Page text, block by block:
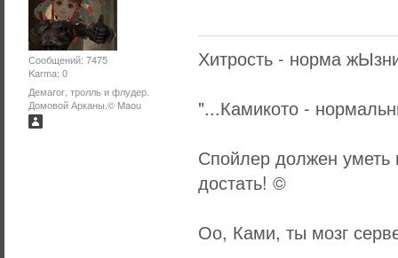
Сообщений: 7475
Karma: 0
Демагог, тролль и флудер.
Домовой Арканы.© Maou
Хитрость - норма
"...Камикото -
Спойлер должен уметь
достать! ©
Оо, Ками, ты мозг